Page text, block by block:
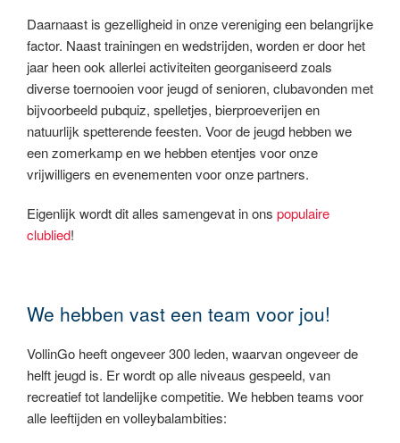
Daarnaast is gezelligheid in onze vereniging een belangrijke
factor. Naast trainingen en wedstrijden, worden er door het
jaar heen ook allerlei activiteiten georganiseerd zoals
diverse toernooien voor jeugd of senioren, clubavonden met
bijvoorbeeld pubquiz, spelletjes, bierproeverijen en
natuurlijk spetterende feesten. Voor de jeugd hebben we
een zomerkamp en we hebben etentjes voor onze
vrijwilligers en evenementen voor onze partners.
Eigenlijk wordt dit alles samengevat in ons populaire
clublied!
We hebben vast een team voor jou!
VollinGo heeft ongeveer 300 leden, waarvan ongeveer de
helft jeugd is. Er wordt op alle niveaus gespeeld, van
recreatief tot landelijke competitie. We hebben teams voor
alle leeftijden en volleybalambities: